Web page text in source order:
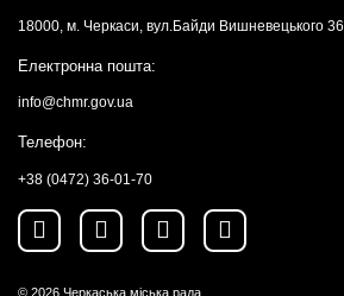
18000, м. Черкаси, вул.Байди Вишневецького 36
Електронна пошта:
info@chmr.gov.ua
Телефон:
+38 (0472) 36-01-70
© 2026 Черкаська міська рада